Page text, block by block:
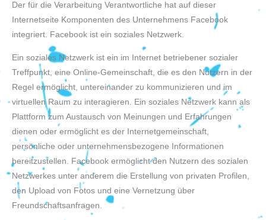
Der für die Verarbeitung Verantwortliche hat auf dieser
Internetseite Komponenten des Unternehmens Facebook
integriert. Facebook ist ein soziales Netzwerk.
Ein soziales Netzwerk ist ein im Internet betriebener sozialer
Treffpunkt, eine Online-Gemeinschaft, die es den Nutzern in der
Regel ermöglicht, untereinander zu kommunizieren und im
virtuellen Raum zu interagieren. Ein soziales Netzwerk kann als
Plattform zum Austausch von Meinungen und Erfahrungen
dienen oder ermöglicht es der Internetgemeinschaft,
persönliche oder unternehmensbezogene Informationen
bereitzustellen. Facebook ermöglicht den Nutzern des sozialen
Netzwerkes unter anderem die Erstellung von privaten Profilen,
den Upload von Fotos und eine Vernetzung über
Freundschaftsanfragen.